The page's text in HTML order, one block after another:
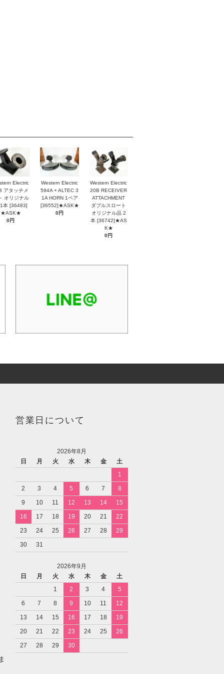
Electric
アタッチメ
オリジナル
本 [36483]
★ASK★
0円
Western Electric
594A + ALTEC 3
1A HORN 1ペア
[36552]★ASK★
0円
Western Electric
20B RECEIVER
ATTACHMENT
ダブルスロート
オリジナル品 2
本 [36742]★AS
K★
0円
営業日について
2026年8月
日
月 火 水 木 金
土
1
2
3 4 5 6 7
8
9
10 11 12 13 14
15
16
17 18 19 20 21
22
23
24 25 26 27 28
29
30
31
2026年9月
日
月 火 水 木 金
土
1
2 3 4
5
6
7 8 9 10 11
12
13
14 15 16 17 18
19
20
21 22 23 24 25
26
27
28 29 30